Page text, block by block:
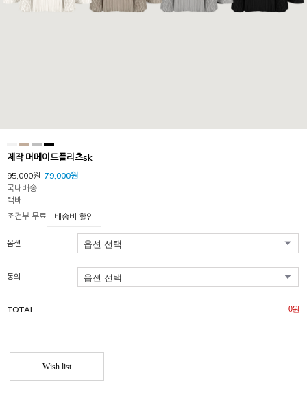
제작 머메이드플리츠sk
95,000원 79,000원
국내배송
택배
조건부 무료
배송비 할인
옵션
동의
TOTAL 0원
Wish list